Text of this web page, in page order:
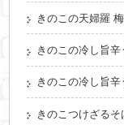
きのこの天婦羅
きのこの冷し旨辛
きのこの冷し旨辛
きのこつけざる